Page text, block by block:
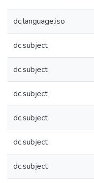
dc.language.iso
dc.subject
dc.subject
dc.subject
dc.subject
dc.subject
dc.subject